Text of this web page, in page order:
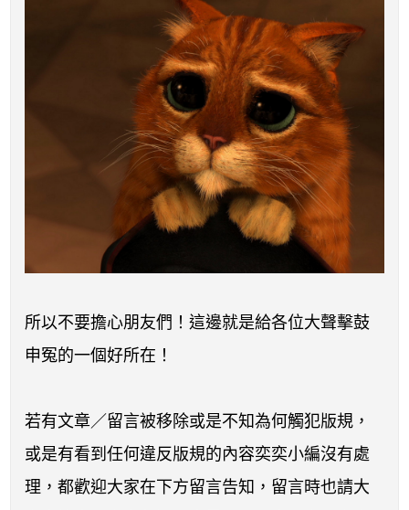
所以不要擔心朋友們！這邊就是給各位大聲擊鼓
申冤的一個好所在！
若有文章／留言被移除或是不知為何觸犯版規，
或是有看到任何違反版規的內容奕奕小編沒有處
理，都歡迎大家在下方留言告知，留言時也請大